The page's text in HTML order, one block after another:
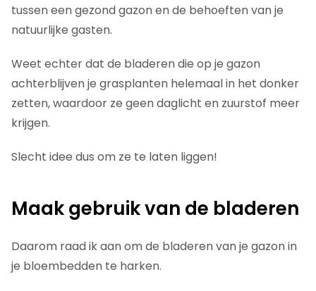
tussen een gezond gazon en de behoeften van je
natuurlijke gasten.
Weet echter dat de bladeren die op je gazon
achterblijven je grasplanten helemaal in het donker
zetten, waardoor ze geen daglicht en zuurstof meer
krijgen.
Slecht idee dus om ze te laten liggen!
Maak gebruik van de bladeren
Daarom raad ik aan om de bladeren van je gazon in
je bloembedden te harken.